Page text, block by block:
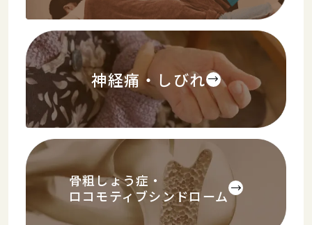
神経痛・しびれ
骨粗しょう症・
ロコモティブシンドローム